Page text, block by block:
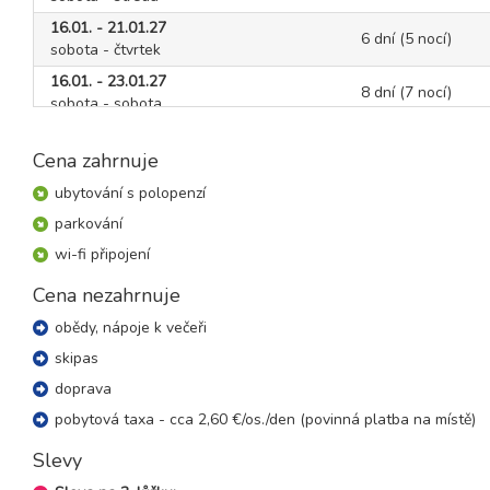
16.01. - 21.01.27
sobota - čtvrtek
6 dní (5 nocí)
16.01. - 23.01.27
sobota - sobota
8 dní (7 nocí)
sobota - středa
23.01. - 28.01.27
23.01. - 30.01.27
sobota - sobota
březen 2027
06.03. - 10.03.27
sobota - čtvrtek
6 dní (5 nocí)
06.03. - 13.03.27
sobota - sobota
Cena zahrnuje
ubytování s polopenzí
parkování
wi-fi připojení
Cena nezahrnuje
obědy, nápoje k večeři
skipas
doprava
pobytová taxa - cca 2,60 €/os./den (povinná platba na místě)
Slevy